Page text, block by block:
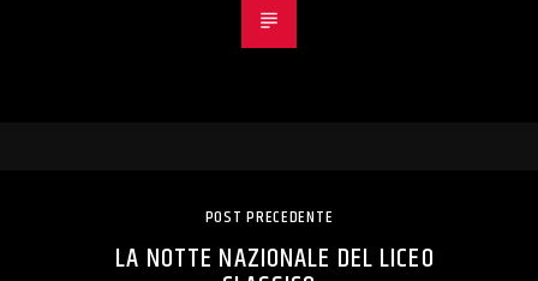
POST PRECEDENTE
LA NOTTE NAZIONALE DEL LICEO